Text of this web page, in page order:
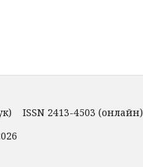
ISSN 2413-4503 (онлайн)